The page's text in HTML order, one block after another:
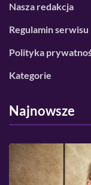
Nasza redakcja
Regulamin serwisu
Polityka
Kategorie
Najnowsze